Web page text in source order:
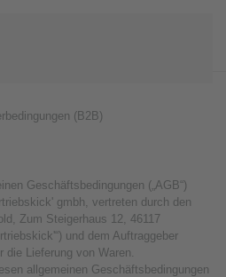
(B2B)
Geschäftsbedingungen („AGB“)
gmbh, vertreten durch den
Zum Steigerhaus 12, 46117
und dem Auftraggeber
die Lieferung von Waren.
allgemeinen Geschäftsbedingungen